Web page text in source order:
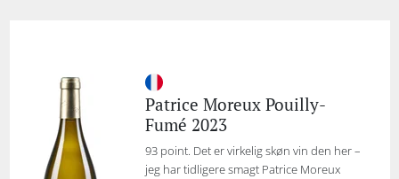
Patrice Moreux Pouilly-
Fumé 2023
93 point. Det er virkelig skøn vin den her –
jeg har tidligere smagt Patrice Moreux